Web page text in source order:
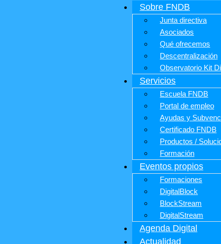
Sobre FNDB
Junta directiva
Asociados
Qué ofrecemos
Descentralización
Observatorio Kit
Servicios
Escuela FNDB
Portal de empleo
Ayudas y
Certificado FNDB
Productos /
Formación
Eventos propios
Formaciones
DigitalBlock
BlockStream
DigitalStream
Agenda Digital
Actualidad